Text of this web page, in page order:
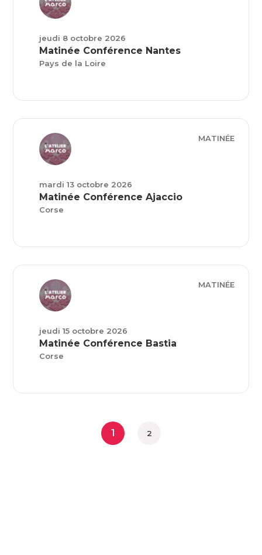
jeudi 8 octobre 2026
Matinée Conférence Nantes
Pays de la Loire
MATINÉE
mardi 13 octobre 2026
Matinée Conférence Ajaccio
Corse
MATINÉE
jeudi 15 octobre 2026
Matinée Conférence Bastia
Corse
1 2